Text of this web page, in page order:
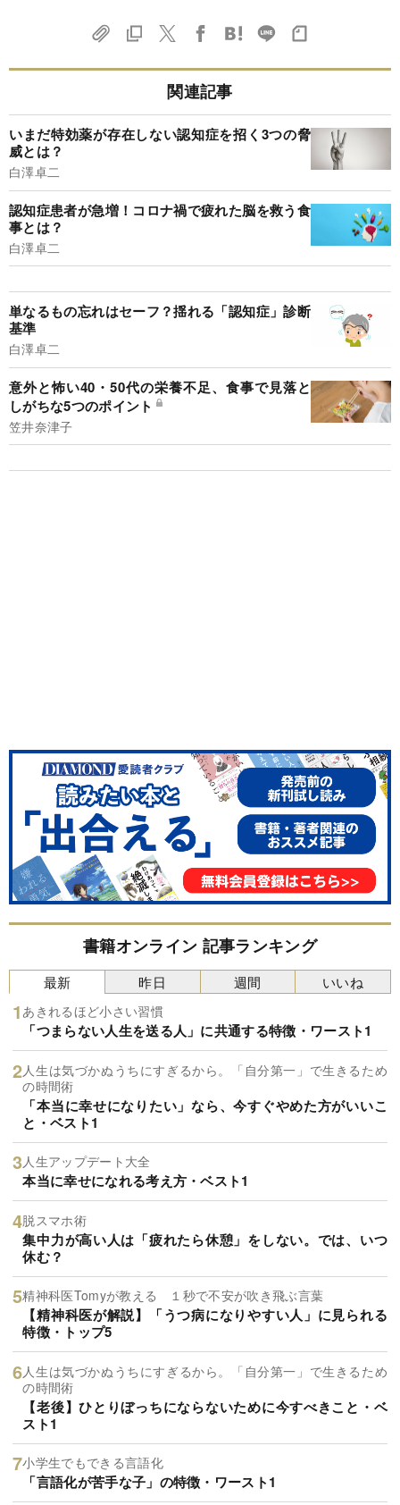
関連記事
いまだ特効薬が存在しない認知症を招く3つの脅
威とは？
白澤卓二
認知症患者が急増！コロナ禍で疲れた脳を救う食
事とは？
白澤卓二
単なるもの忘れはセーフ？揺れる「認知症」診断
基準
白澤卓二
意外と怖い40・50代の栄養不足、食事で見落と
しがちな5つのポイント
笠井奈津子
書籍オンライン 記事ランキング
最新
あきれるほど小さい習慣
「つまらない人生を送る人」に共通する特徴・ワースト1
人生は気づかぬうちにすぎるから。「自分第一」で生きるため
の時間術
「本当に幸せになりたい」なら、今すぐやめた方がいいこ
と・ベスト1
人生アップデート大全
本当に幸せになれる考え方・ベスト1
脱スマホ術
集中力が高い人は「疲れたら休憩」をしない。では、いつ
休む？
精神科医Tomyが教える １秒で不安が吹き飛ぶ言葉
【精神科医が解説】「うつ病になりやすい人」に見られる
特徴・トップ5
人生は気づかぬうちにすぎるから。「自分第一」で生きるため
の時間術
【老後】ひとりぼっちにならないために今すべきこと・ベ
スト1
小学生でもできる言語化
「言語化が苦手な子」の特徴・ワースト1
昨日 週間 いいね